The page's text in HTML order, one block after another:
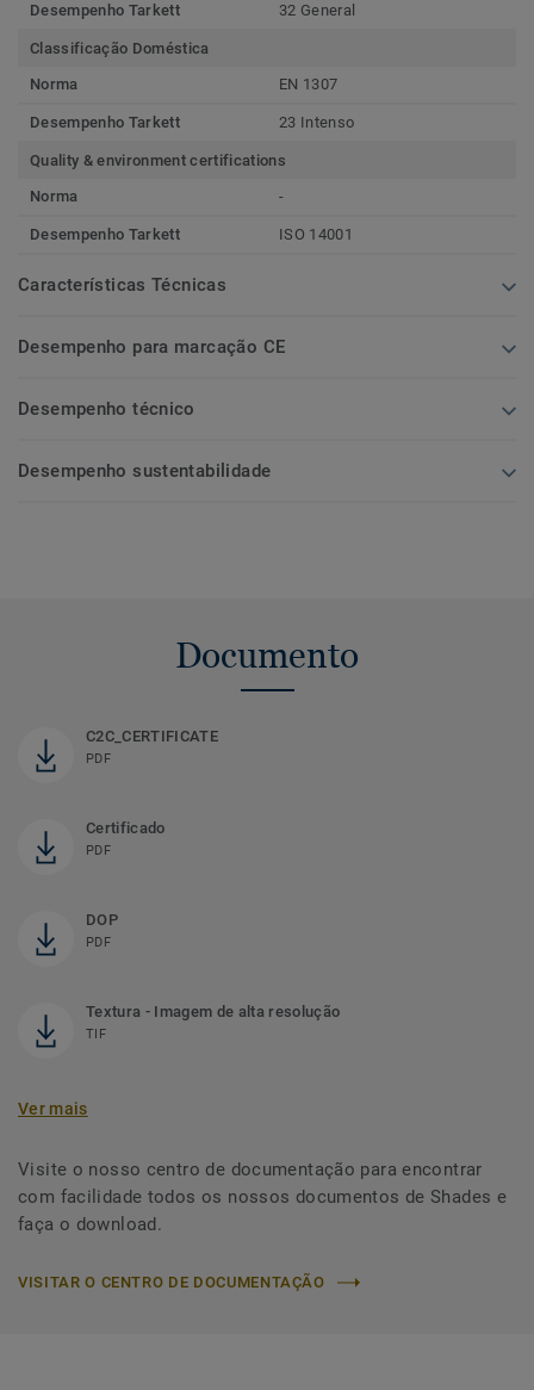
Desempenho Tarkett 32 General
Classificação Doméstica
Norma
EN 1307
Desempenho Tarkett 23 Intenso
Quality & environment certifications
Norma
-
Desempenho Tarkett ISO 14001
Características Técnicas
Desempenho para marcação CE
Desempenho técnico
Desempenho sustentabilidade
Documento
C2C_CERTIFICATE
PDF
Certificado
PDF
DOP
PDF
Textura - Imagem de alta resolução
TIF
Ver mais
Visite o nosso centro de documentação para encontrar
com facilidade todos os nossos documentos de Shades e
faça o download.
VISITAR O CENTRO DE DOCUMENTAÇÃO